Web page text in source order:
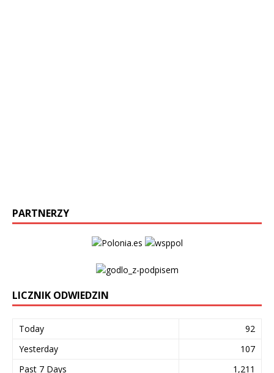
PARTNERZY
LICZNIK ODWIEDZIN
Today
92
Yesterday
107
Past 7 Days
1,211